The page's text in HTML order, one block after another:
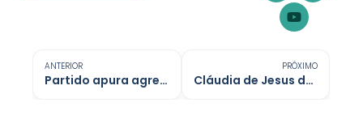
ANTERIOR
Partido apura agressão de vereador Marcos Combate contra jornalista
PRÓXIMO
Cláudia de Jesus destina R$ 250 mil para hospital em Nova Brasilândia